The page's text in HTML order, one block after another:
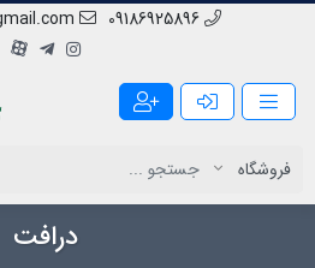
09186925896
درافت